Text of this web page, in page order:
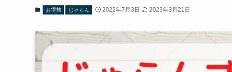
お得旅 じゃらん 2022年7月3日 2023年3月21日